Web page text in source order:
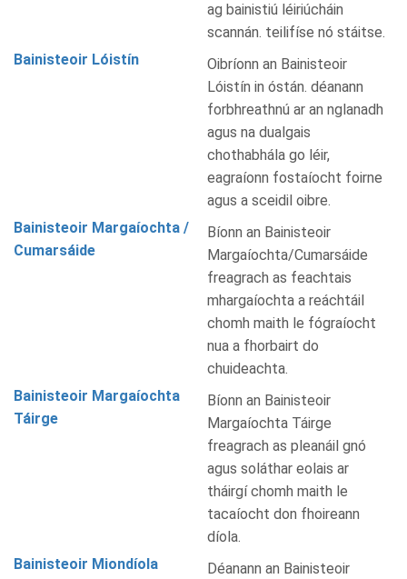
ag bainistiú léiriúcháin
scannán. teilifíse nó stáitse.
Bainisteoir Lóistín
Oibríonn an Bainisteoir
Lóistín in óstán. déanann
forbhreathnú ar an nglanadh
agus na dualgais
chothabhála go léir,
eagraíonn fostaíocht foirne
agus a sceidil oibre.
Bainisteoir Margaíochta /
Cumarsáide
Bíonn an Bainisteoir
Margaíochta/Cumarsáide
freagrach as feachtais
mhargaíochta a reáchtáil
chomh maith le fógraíocht
nua a fhorbairt do
chuideachta.
Bainisteoir Margaíochta
Táirge
Bíonn an Bainisteoir
Margaíochta Táirge
freagrach as pleanáil gnó
agus soláthar eolais ar
tháirgí chomh maith le
tacaíocht don fhoireann
díola.
Bainisteoir Miondíola
Déanann an Bainisteoir